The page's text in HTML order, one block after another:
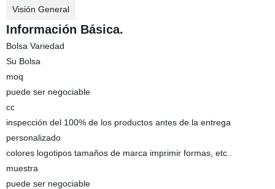
Visión General
Información Básica.
Bolsa Variedad
Su Bolsa
moq
puede ser negociable
cc
inspección del 100% de los productos antes de la entrega
personalizado
colores logotipos tamaños de marca imprimir formas, etc..
muestra
puede ser negociable